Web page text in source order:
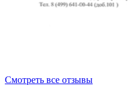
Смотреть все отзывы